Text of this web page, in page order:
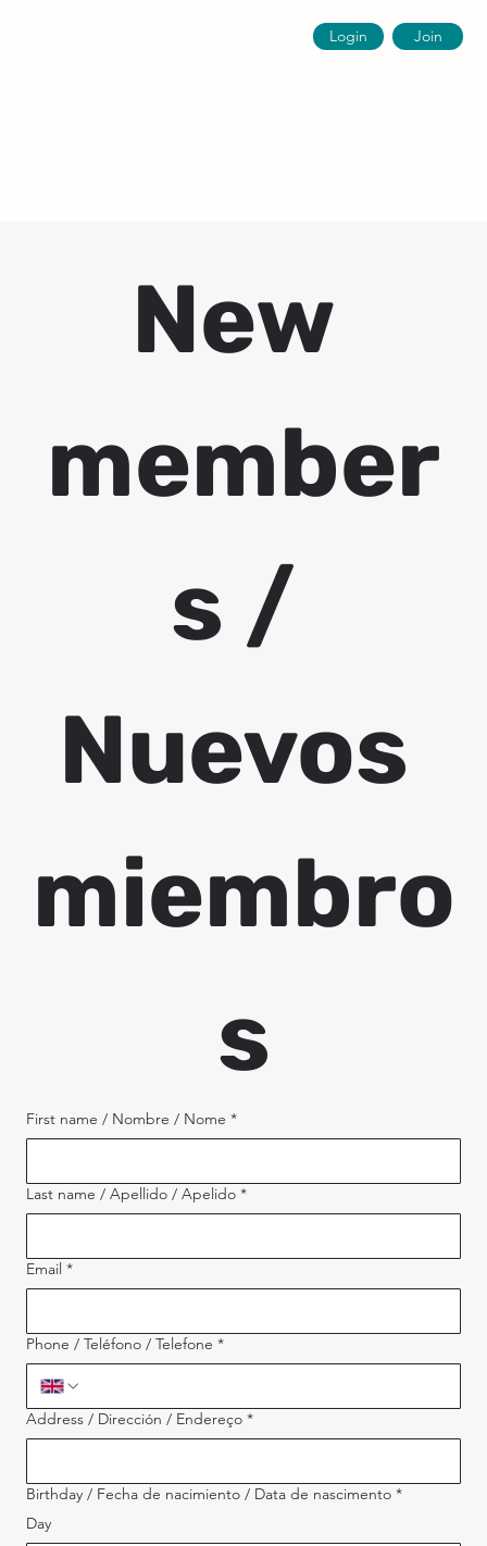
Join
Login
New
member
s /
Nuevos
miembro
s
First name / Nombre / Nome *
Last name / Apellido / Apelido *
Email *
Phone / Teléfono / Telefone *
Address / Dirección / Endereço *
Birthday / Fecha de nacimiento / Data de nascimento *
Day